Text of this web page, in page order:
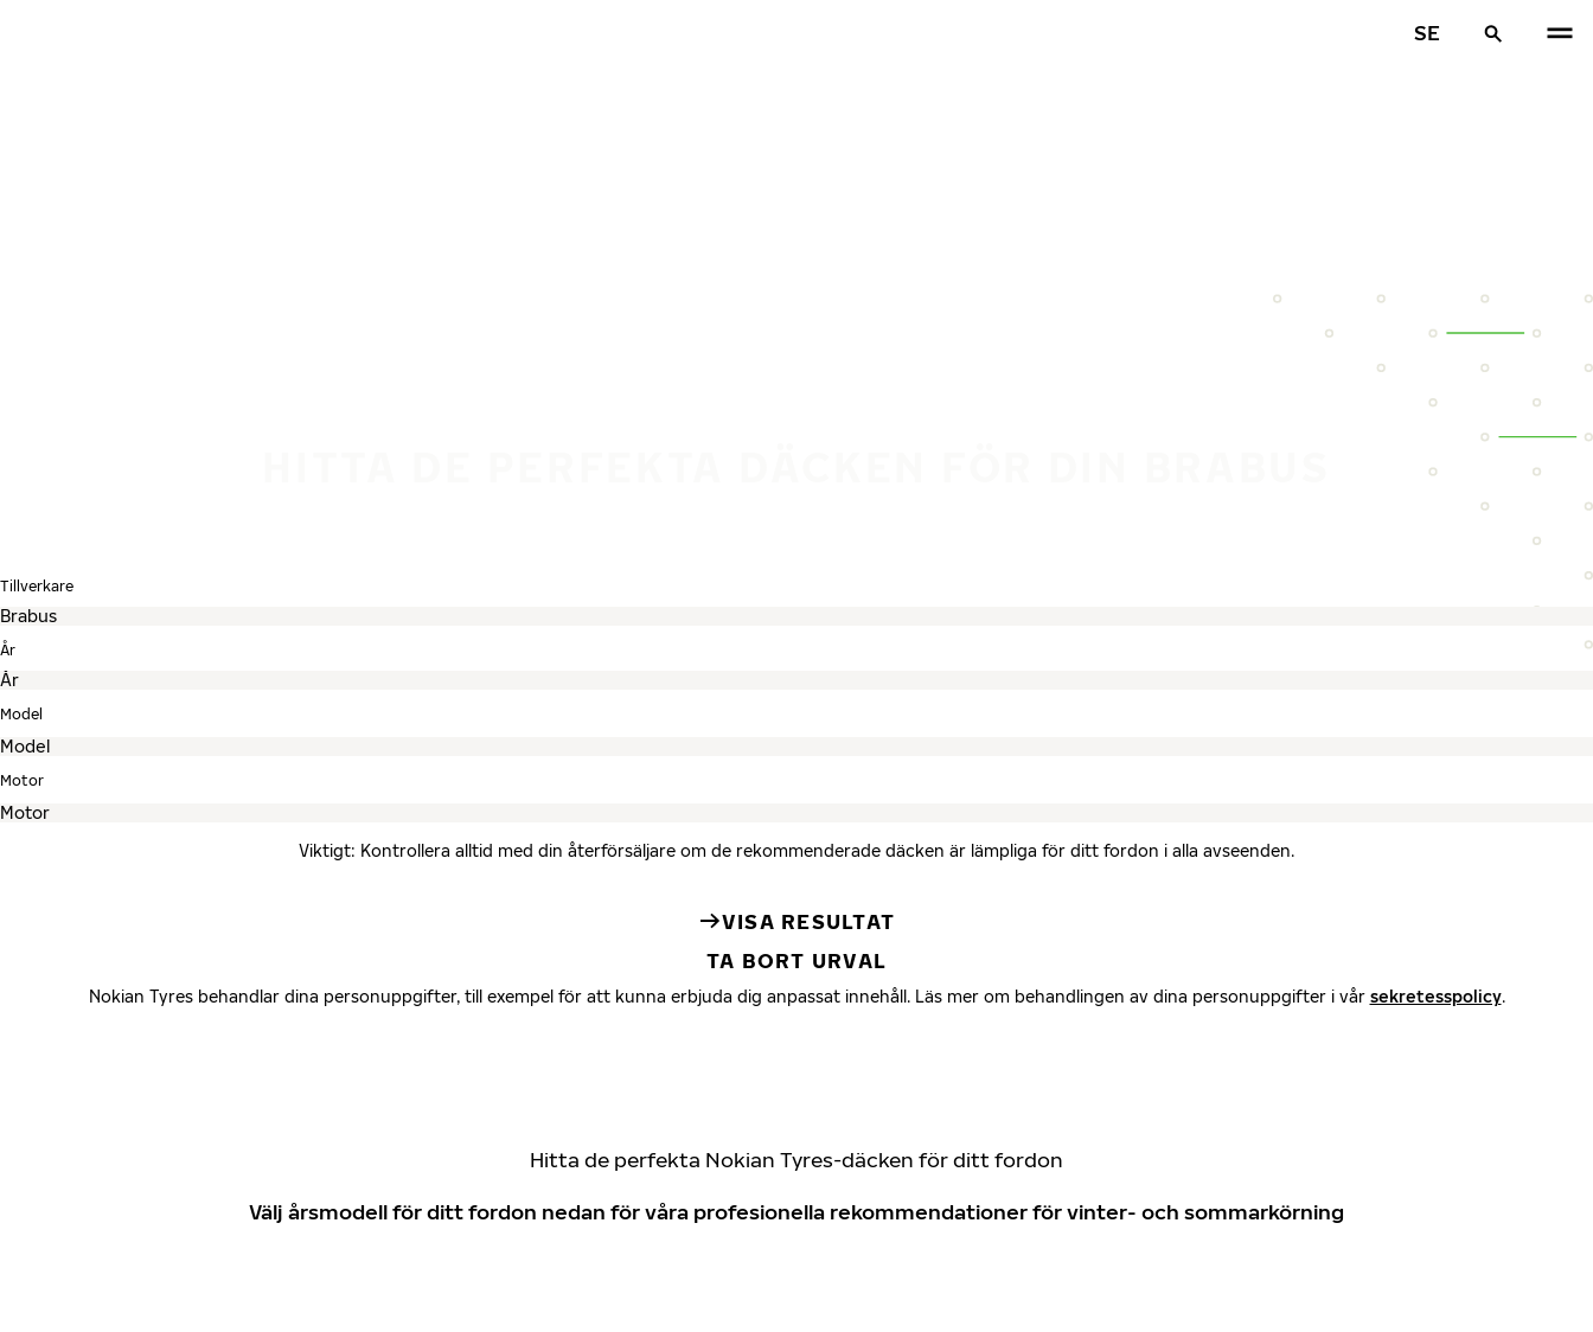
SE
Tillverkare
År
Model
Motor
Viktigt: Kontrollera alltid med din återförsäljare om de rekommenderade däcken är lämpliga för ditt fordon i alla avseenden.
VISA RESULTAT
TA BORT URVAL
Nokian Tyres behandlar dina personuppgifter, till exempel för att kunna erbjuda dig anpassat innehåll. Läs mer om behandlingen av dina personuppgifter i vår sekretesspolicy.
Hitta de perfekta Nokian Tyres-däcken för ditt fordon
Välj årsmodell för ditt fordon nedan för våra profesionella rekommendationer för vinter- och sommarkörning